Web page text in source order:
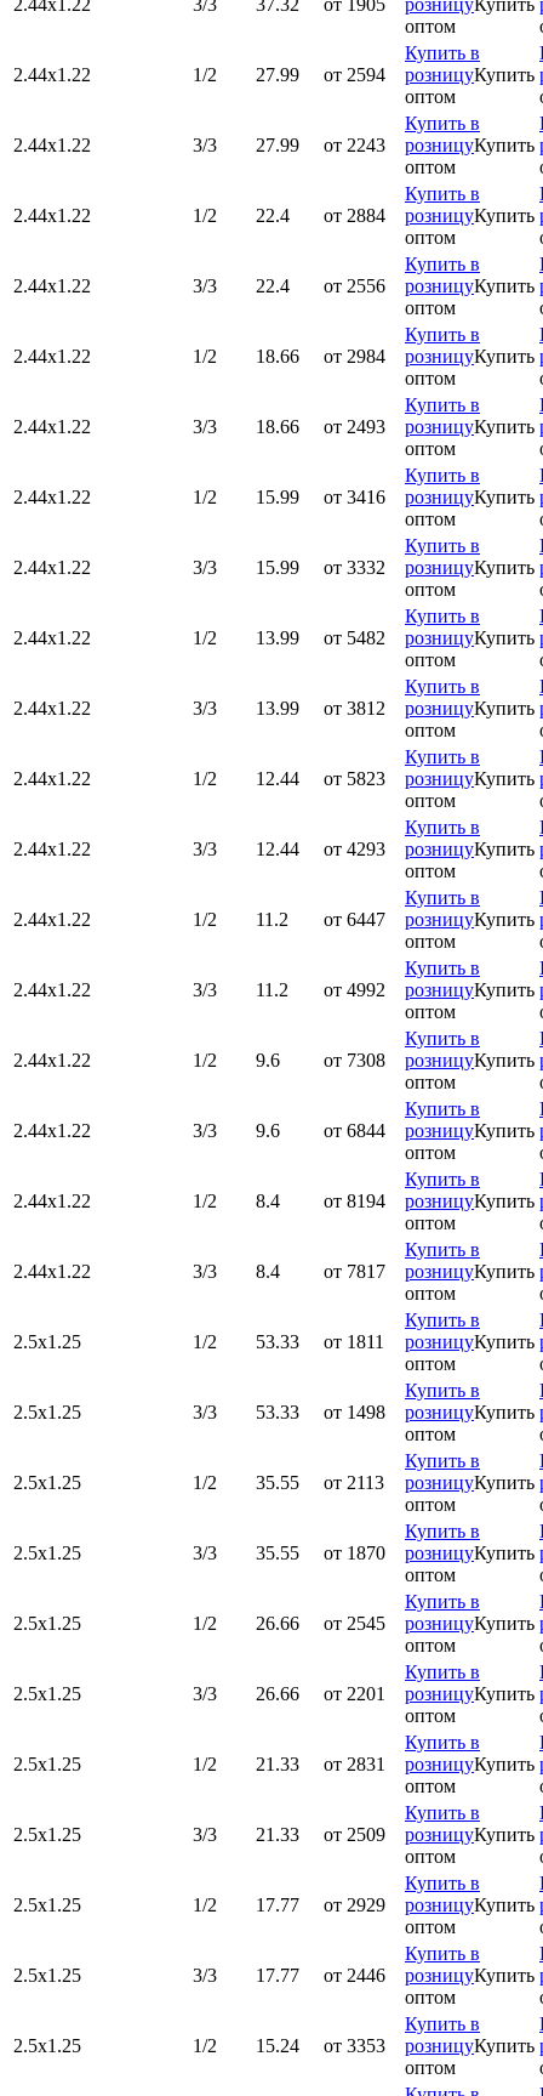
2.44х1.22 3/3 37.32 от 1905 розницуКупить
оптом
2.44х1.22 1/2 27.99 от 2594
Купить в
розницуКупить
оптом
2.44х1.22 3/3 27.99 от 2243
Купить в
розницуКупить
оптом
2.44х1.22 1/2 22.4 от 2884
Купить в
розницуКупить
оптом
2.44х1.22 3/3 22.4 от 2556
Купить в
розницуКупить
оптом
2.44х1.22 1/2 18.66 от 2984
Купить в
розницуКупить
оптом
2.44х1.22 3/3 18.66 от 2493
Купить в
розницуКупить
оптом
2.44х1.22 1/2 15.99 от 3416
Купить в
розницуКупить
оптом
2.44х1.22 3/3 15.99 от 3332
Купить в
розницуКупить
оптом
2.44х1.22 1/2 13.99 от 5482
Купить в
розницуКупить
оптом
2.44х1.22 3/3 13.99 от 3812
Купить в
розницуКупить
оптом
2.44х1.22 1/2 12.44 от 5823
Купить в
розницуКупить
оптом
2.44х1.22 3/3 12.44 от 4293
Купить в
розницуКупить
оптом
2.44х1.22 1/2 11.2 от 6447
Купить в
розницуКупить
оптом
2.44х1.22 3/3 11.2 от 4992
Купить в
розницуКупить
оптом
2.44х1.22 1/2 9.6 от 7308
Купить в
розницуКупить
оптом
2.44х1.22 3/3 9.6 от 6844
Купить в
розницуКупить
оптом
2.44х1.22 1/2 8.4 от 8194
Купить в
розницуКупить
оптом
2.44х1.22 3/3 8.4 от 7817
Купить в
розницуКупить
оптом
2.5х1.25 1/2 53.33 от 1811
Купить в
розницуКупить
оптом
2.5х1.25 3/3 53.33 от 1498
Купить в
розницуКупить
оптом
2.5х1.25 1/2 35.55 от 2113
Купить в
розницуКупить
оптом
2.5х1.25 3/3 35.55 от 1870
Купить в
розницуКупить
оптом
2.5х1.25 1/2 26.66 от 2545
Купить в
розницуКупить
оптом
2.5х1.25 3/3 26.66 от 2201
Купить в
розницуКупить
оптом
2.5х1.25 1/2 21.33 от 2831
Купить в
розницуКупить
оптом
2.5х1.25 3/3 21.33 от 2509
Купить в
розницуКупить
оптом
2.5х1.25 1/2 17.77 от 2929
Купить в
розницуКупить
оптом
2.5х1.25 3/3 17.77 от 2446
Купить в
розницуКупить
оптом
2.5х1.25 1/2 15.24 от 3353
Купить в
розницуКупить
оптом